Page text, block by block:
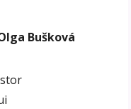
Bušková